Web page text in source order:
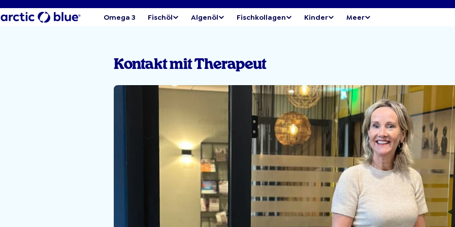
Omega 3 Fischöl Algenöl Fischkollagen Kinder Meer
Kontakt mit Therapeut